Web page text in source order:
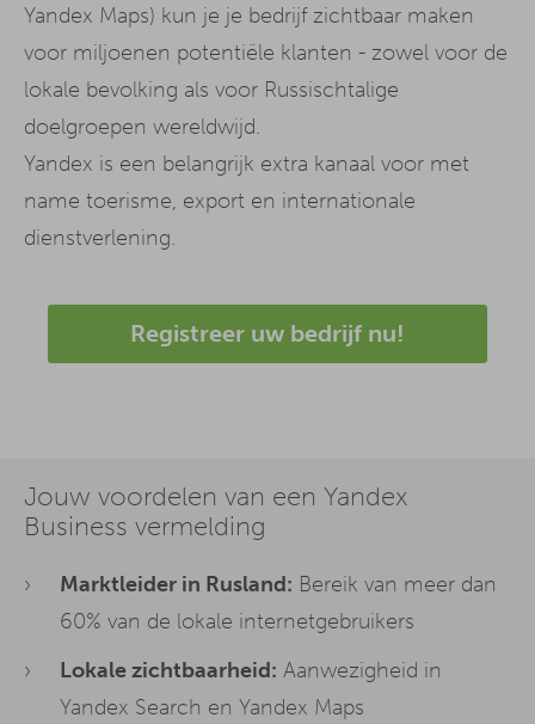
Yandex Maps) kun je je bedrijf zichtbaar maken
voor miljoenen potentiële klanten - zowel voor de
lokale bevolking als voor Russischtalige
doelgroepen wereldwijd.
Yandex is een belangrijk extra kanaal voor met
name toerisme, export en internationale
dienstverlening.
Registreer uw bedrijf nu!
Jouw voordelen van een Yandex
Business vermelding
Marktleider in Rusland: Bereik van meer dan
60% van de lokale internetgebruikers
Lokale zichtbaarheid: Aanwezigheid in
Yandex Search en Yandex Maps